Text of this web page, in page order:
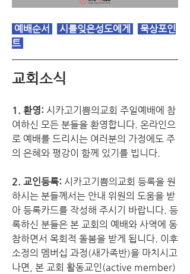
예배순서 시를잊은성도에게
묵상포인
트
교회소식
1. 환영: 시카고기쁨의교회 주일예배에 참
여하신 모든 분들을 환영합니다. 온라인으
로 예배를 드리시는 여러분의 가정에도 주
의 은혜와 평강이 함께 있기를 빕니다.
2. 교인등록: 시카고기쁨의교회 등록을 원
하시는 분들께서는 안내 위원의 도움을 받
아 등록카드를 작성해 주시기 바랍니다. 등
록하신 분들은 본 교회의 예배와 사역에 동
참하면서 목회적 돌봄을 받게 됩니다. 이후
소정의 멤버십 과정(새가족반)을 마치시고
나면, 본 교회 활동교인(active member)